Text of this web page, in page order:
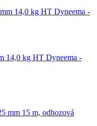
14,0 kg HT Dyneema -